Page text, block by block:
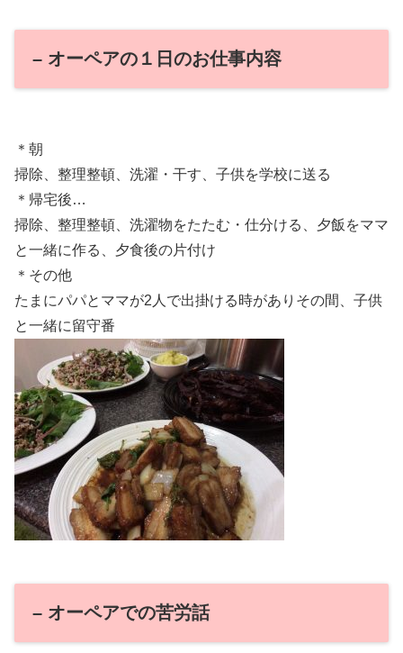
– オーペアの１日のお仕事内容
＊朝
掃除、整理整頓、洗濯・干す、子供を学校に送る
＊帰宅後…
掃除、整理整頓、洗濯物をたたむ・仕分ける、夕飯をママ
と一緒に作る、夕食後の片付け
＊その他
たまにパパとママが2人で出掛ける時がありその間、子供
と一緒に留守番
– オーペアでの苦労話